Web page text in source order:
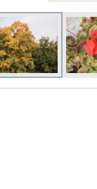
– pasūtiet